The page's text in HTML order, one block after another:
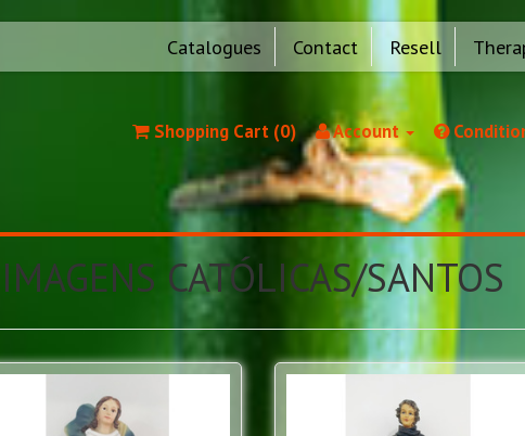
Catalogues Contact Resell
Shopping Cart (0) Account
IMAGENS CATÓLICAS/SANTOS